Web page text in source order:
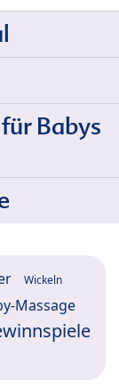
Babys
Wickeln
Massage